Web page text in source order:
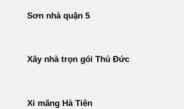
Sơn nhà quận 5
Xây nhà trọn gói Thủ Đức
Xi măng Hà Tiên